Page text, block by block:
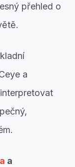
přehled o
a
a